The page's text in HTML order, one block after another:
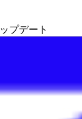
プデート